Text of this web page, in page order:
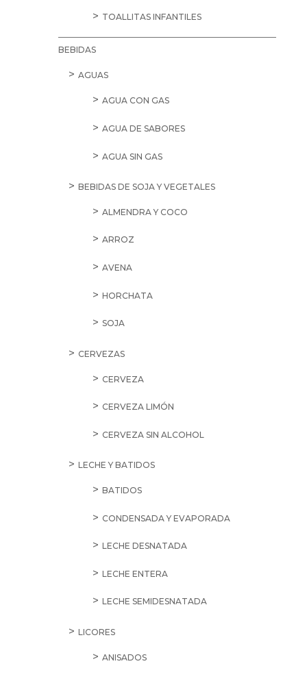
TOALLITAS INFANTILES
BEBIDAS
AGUAS
AGUA CON GAS
AGUA DE SABORES
AGUA SIN GAS
BEBIDAS DE SOJA Y VEGETALES
ALMENDRA Y COCO
ARROZ
AVENA
HORCHATA
SOJA
CERVEZAS
CERVEZA
CERVEZA LIMÓN
CERVEZA SIN ALCOHOL
LECHE Y BATIDOS
BATIDOS
CONDENSADA Y EVAPORADA
LECHE DESNATADA
LECHE ENTERA
LECHE SEMIDESNATADA
LICORES
ANISADOS